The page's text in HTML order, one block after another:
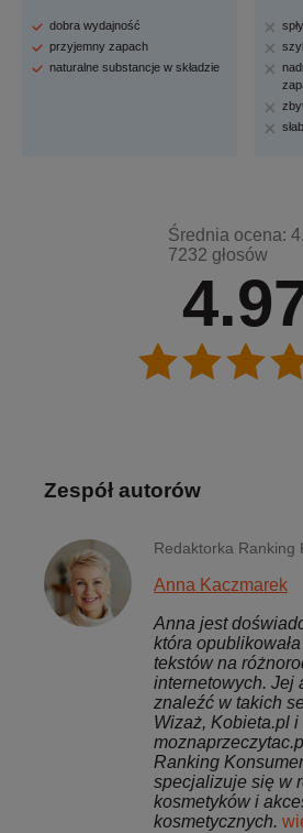
dobra wydajność
przyjemny zapach
naturalne substancje w składzie
Średnia ocena:
7232 głosów
Zespół autorów
Redaktorka Ranking
Anna Kaczmarek
Anna jest
która
tekstów na
internetowych. Jej
znaleźć w takich
Wizaż, Kobieta.pl i
Ranking
specjalizuje się w
kosmetyków i
kosmetycznych.